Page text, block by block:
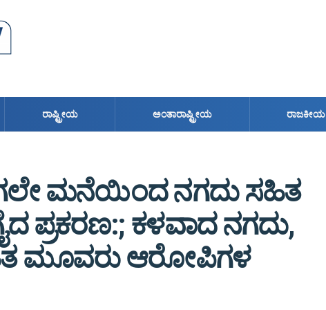
ರಾಷ್ಟ್ರೀಯ ಅಂತಾರಾಷ್ಟ್ರೀಯ ರಾಜಕೀಯ
ಮನೆಯಿಂದ ನಗದು ಸಹಿತ
ಪ್ರಕರಣ:; ಕಳವಾದ ನಗದು,
ಮೂವರು ಆರೋಪಿಗಳ